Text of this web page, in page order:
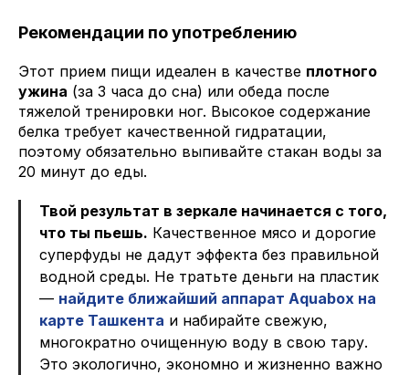
Рекомендации по употреблению
Этот прием пищи идеален в качестве плотного
ужина (за 3 часа до сна) или обеда после
тяжелой тренировки ног. Высокое содержание
белка требует качественной гидратации,
поэтому обязательно выпивайте стакан воды за
20 минут до еды.
Твой результат в зеркале начинается с того,
что ты пьешь. Качественное мясо и дорогие
суперфуды не дадут эффекта без правильной
водной среды. Не тратьте деньги на пластик
— найдите ближайший аппарат Aquabox на
карте Ташкента и набирайте свежую,
многократно очищенную воду в свою тару.
Это экологично, экономно и жизненно важно